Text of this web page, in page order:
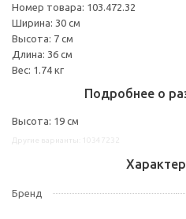
Номер товара: 103.472.32
Ширина: 30 см
Высота: 7 см
Длина: 36 см
Вес: 1.74 кг
Подробнее о
Высота: 19 см
Бренд